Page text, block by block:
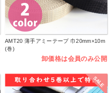
AMT20 薄手アミーテープ 巾20mm×10m
(巻)
卸価格は会員のみ公開
SALE